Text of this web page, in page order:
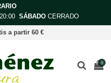
SÁBADOCERRADO
a partir 60 €
0